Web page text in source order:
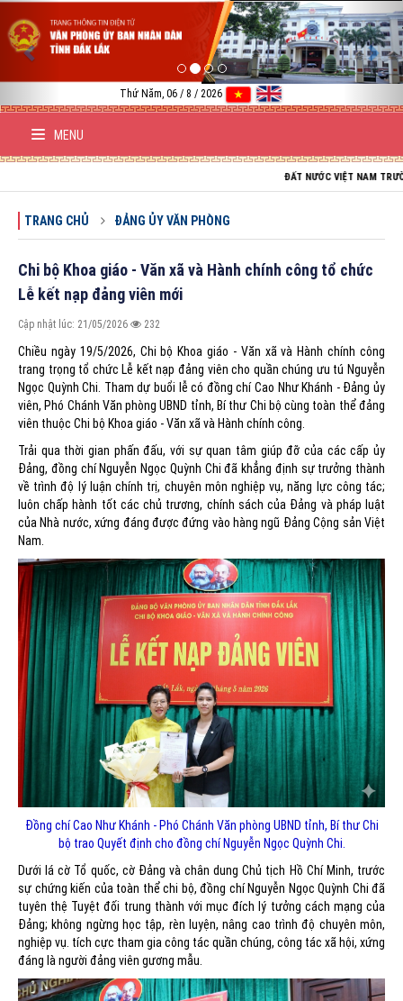
Thứ Năm, 06 / 8 / 2026
MENU
ĐẤT NƯỚC VIỆT NAM TRƯỜNG TỒN;
TRANG CHỦ ĐẢNG ỦY VĂN PHÒNG
Chi bộ Khoa giáo - Văn xã và Hành chính công tổ chức
Lễ kết nạp đảng viên mới
Cập nhật lúc: 21/05/2026 232
Chiều ngày 19/5/2026, Chi bộ Khoa giáo - Văn xã và Hành chính công
trang trọng tổ chức Lễ kết nạp đảng viên cho quần chúng ưu tú Nguyễn
Ngọc Quỳnh Chi. Tham dự buổi lễ có đồng chí Cao Như Khánh - Đảng ủy
viên, Phó Chánh Văn phòng UBND tỉnh, Bí thư Chi bộ cùng toàn thể đảng
viên thuộc Chi bộ Khoa giáo - Văn xã và Hành chính công.
Trải qua thời gian phấn đấu, với sự quan tâm giúp đỡ của các cấp ủy
Đảng, đồng chí Nguyễn Ngọc Quỳnh Chi đã khẳng định sự trưởng thành
về trình độ lý luận chính trị, chuyên môn nghiệp vụ, năng lực công tác;
luôn chấp hành tốt các chủ trương, chính sách của Đảng và pháp luật
của Nhà nước, xứng đáng được đứng vào hàng ngũ Đảng Cộng sản Việt
Nam.
Đồng chí Cao Như Khánh - Phó Chánh Văn phòng UBND tỉnh, Bí thư Chi
bộ trao Quyết định cho đồng chí Nguyễn Ngọc Quỳnh Chi.
Dưới lá cờ Tổ quốc, cờ Đảng và chân dung Chủ tịch Hồ Chí Minh, trước
sự chứng kiến của toàn thể chi bộ, đồng chí Nguyễn Ngọc Quỳnh Chi đã
tuyên thệ Tuyệt đối trung thành với mục đích lý tưởng cách mạng của
Đảng; không ngừng học tập, rèn luyện, nâng cao trình độ chuyên môn,
nghiệp vụ. tích cực tham gia công tác quần chúng, công tác xã hội, xứng
đáng là người đảng viên gương mẫu.